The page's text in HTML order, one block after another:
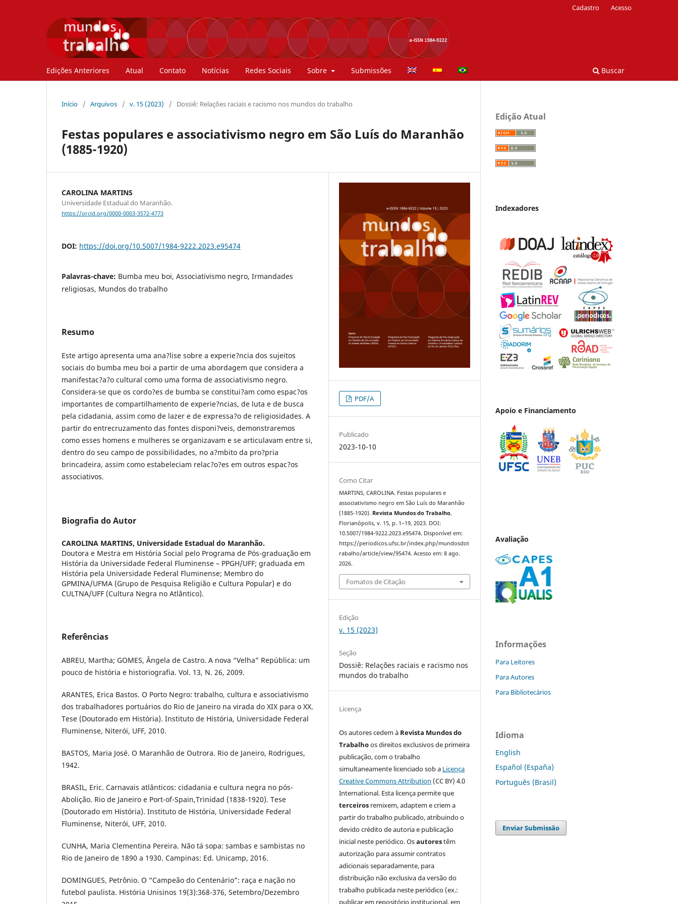
Edições Anteriores Atual Contato Notícias Redes Sociais Sobre Submissões Buscar
Cadastro Acesso
Início / Arquivos / v. 15 (2023) / Dossiê: Relações raciais e racismo nos mundos do trabalho
Festas populares e associativismo negro em São Luís do Maranhão
(1885-1920)
CAROLINA MARTINS
Universidade Estadual do Maranhão.
https://orcid.org/0000-0003-3572-4773
DOI: https://doi.org/10.5007/1984-9222.2023.e95474
Palavras-chave: Bumba meu boi, Associativismo negro, Irmandades
religiosas, Mundos do trabalho
Resumo
Este artigo apresenta uma ana?lise sobre a experie?ncia dos sujeitos
sociais do bumba meu boi a partir de uma abordagem que considera a
manifestac?a?o cultural como uma forma de associativismo negro.
Considera-se que os cordo?es de bumba se constitui?am como espac?os
importantes de compartilhamento de experie?ncias, de luta e de busca
pela cidadania, assim como de lazer e de expressa?o de religiosidades. A
partir do entrecruzamento das fontes disponi?veis, demonstraremos
como esses homens e mulheres se organizavam e se articulavam entre si,
dentro do seu campo de possibilidades, no a?mbito da pro?pria
brincadeira, assim como estabeleciam relac?o?es em outros espac?os
associativos.
Biografia do Autor
CAROLINA MARTINS, Universidade Estadual do Maranhão.
Doutora e Mestra em História Social pelo Programa de Pós-graduação em
História da Universidade Federal Fluminense – PPGH/UFF; graduada em
História pela Universidade Federal Fluminense; Membro do
GPMINA/UFMA (Grupo de Pesquisa Religião e Cultura Popular) e do
CULTNA/UFF (Cultura Negra no Atlântico).
Referências
ABREU, Martha; GOMES, Ângela de Castro. A nova “Velha” República: um
pouco de história e historiografia. Vol. 13, N. 26, 2009.
ARANTES, Erica Bastos. O Porto Negro: trabalho, cultura e associativismo
dos trabalhadores portuários do Rio de Janeiro na virada do XIX para o XX.
Tese (Doutorado em História). Instituto de História, Universidade Federal
Fluminense, Niterói, UFF, 2010.
BASTOS, Maria José. O Maranhão de Outrora. Rio de Janeiro, Rodrigues,
1942.
BRASIL, Eric. Carnavais atlânticos: cidadania e cultura negra no pós-
Abolição. Rio de Janeiro e Port-of-Spain,Trinidad (1838-1920). Tese
(Doutorado em História). Instituto de História, Universidade Federal
Fluminense, Niterói, UFF, 2010.
CUNHA, Maria Clementina Pereira. Não tá sopa: sambas e sambistas no
Rio de Janeiro de 1890 a 1930. Campinas: Ed. Unicamp, 2016.
DOMINGUES, Petrônio. O “Campeão do Centenário”: raça e nação no
futebol paulista. História Unisinos 19(3):368-376, Setembro/Dezembro
PDF/A
Publicado
2023-10-10
Como Citar
MARTINS, CAROLINA. Festas populares e
associativismo negro em São Luís do Maranhão
(1885-1920). Revista Mundos do Trabalho,
Florianópolis, v. 15, p. 1–19, 2023. DOI:
10.5007/1984-9222.2023.e95474. Disponível em:
https://periodicos.ufsc.br/index.php/mundosdot
rabalho/article/view/95474. Acesso em: 8 ago.
2026.
Fomatos de Citação
Edição
v. 15 (2023)
Seção
Dossiê: Relações raciais e racismo nos
mundos do trabalho
Licença
Os autores cedem à Revista Mundos do
Trabalhoos direitos exclusivos de primeira
publicação, com o trabalho
simultaneamente licenciado sob a Licença
Creative Commons Attribution (CC BY) 4.0
International. Esta licença permite que
terceiros remixem, adaptem e criem a
partir do trabalho publicado, atribuindo o
devido crédito de autoria e publicação
inicial neste periódico. Osautorestêm
autorização para assumir contratos
adicionais separadamente, para
distribuição não exclusiva da versão do
trabalho publicada neste periódico (ex.:
publicar em repositório institucional, em
Edição Atual
Indexadores
Apoio e Financiamento
Avaliação
Informações
Para Leitores
Para Autores
Para Bibliotecários
Idioma
English
Español (España)
Português (Brasil)
Enviar Submissão